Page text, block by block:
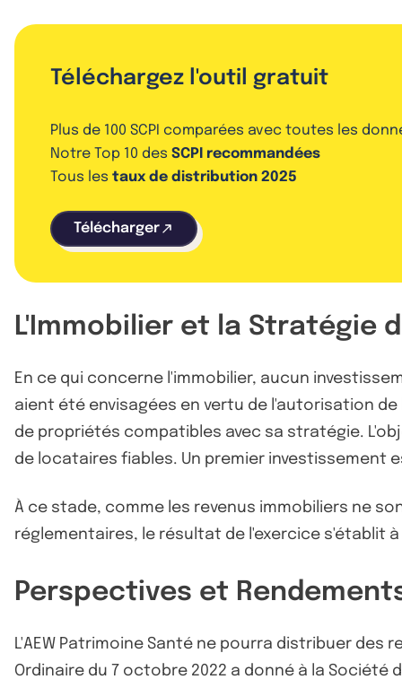
Téléchargez l'outil gratuit
Plus de 100 SCPI comparées avec toutes les
Notre Top 10 des SCPI recommandées
Tous les taux de distribution 2025
Télécharger
L'Immobilier et la Stratégie
En ce qui concerne l'immobilier, aucun
aient été envisagées en vertu de l'autorisation de
de propriétés compatibles avec sa stratégie.
de locataires fiables. Un premier investissement
À ce stade, comme les revenus immobiliers ne
réglementaires, le résultat de l'exercice s'établit à
Perspectives et
L'AEW Patrimoine Santé ne pourra distribuer
Ordinaire du 7 octobre 2022 a donné à la